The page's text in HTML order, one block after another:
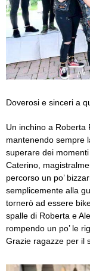
Doverosi e sinceri a
Un inchino a Roberta
mantenendo sempre
superare dei
Caterino,
percorso un po’
semplicemente alla
tornerò ad essere
spalle di Roberta e
rompendo un po’ le
Grazie ragazze per il